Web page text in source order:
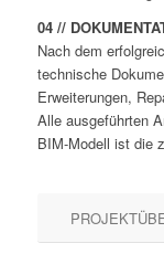
04 //
Nach dem
technische
Erweiterungen,
Alle ausgeführten
BIM-Modell ist die